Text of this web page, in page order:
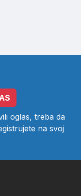
oglas, treba da
na svoj